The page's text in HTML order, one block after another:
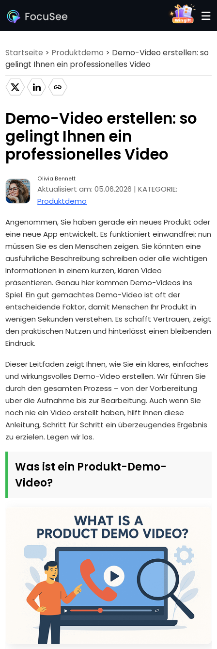
Startseite > Produktdemo > Demo-Video erstellen: so
gelingt Ihnen ein professionelles Video
Demo-Video erstellen: so
gelingt Ihnen ein
professionelles Video
Olivia Bennett
Aktualisiert am: 05.06.2026 | KATEGORIE:
Produktdemo
Angenommen, Sie haben gerade ein neues Produkt oder
eine neue App entwickelt. Es funktioniert einwandfrei; nun
müssen Sie es den Menschen zeigen. Sie könnten eine
ausführliche Beschreibung schreiben oder alle wichtigen
Informationen in einem kurzen, klaren Video
präsentieren. Genau hier kommen Demo-Videos ins
Spiel. Ein gut gemachtes Demo-Video ist oft der
entscheidende Faktor, damit Menschen Ihr Produkt in
wenigen Sekunden verstehen. Es schafft Vertrauen, zeigt
den praktischen Nutzen und hinterlässt einen bleibenden
Eindruck.
Dieser Leitfaden zeigt Ihnen, wie Sie ein klares, einfaches
und wirkungsvolles Demo-Video erstellen. Wir führen Sie
durch den gesamten Prozess – von der Vorbereitung
über die Aufnahme bis zur Bearbeitung. Auch wenn Sie
noch nie ein Video erstellt haben, hilft Ihnen diese
Anleitung, Schritt für Schritt ein überzeugendes Ergebnis
zu erzielen. Legen wir los.
Was ist ein Produkt-Demo-
Video?